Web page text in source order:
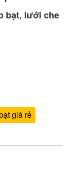
bạt, lưới che
giá rẻ